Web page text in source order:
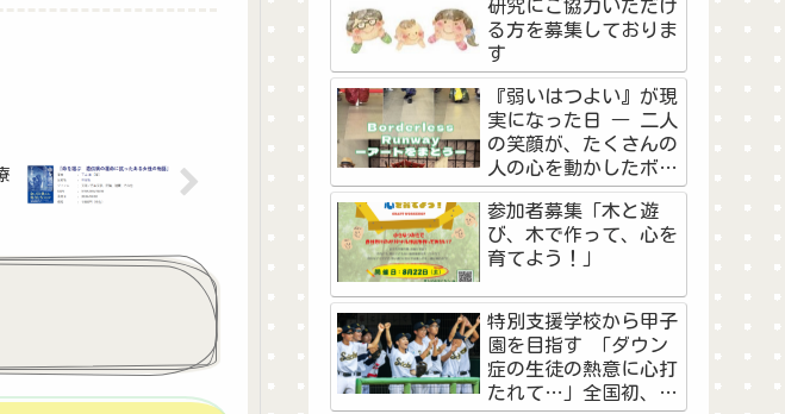
研究にご協力いただけ
る方を募集しておりま
す
『弱いはつよい』が現
実になった日 ― 二人
の笑顔が、たくさんの
人の心を動かしたボー
ダーレス・ランウェイ
―
参加者募集「木と遊
び、木で作って、心を
育てよう！」
特別支援学校から甲子
園を目指す 「ダウン
症の生徒の熱意に心打
たれて…」全国初、夏